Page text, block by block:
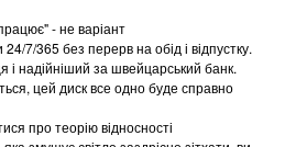
- не варіант
7/365 без перерв на обід і відпустку.
надійніший за швейцарський банк.
цей диск все одно буде справно
про теорію відносності